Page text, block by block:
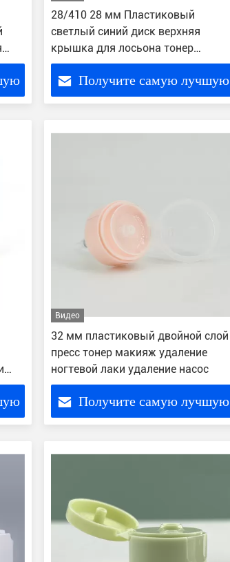
28/410 28 мм Пластиковый
светлый синий диск верхняя
крышка для лосьона тонер
сыворотка жидкое мыло
Получите самую лучшую
Видео
32 мм пластиковый двойной слой
пресс тонер макияж удаление
ногтевой лаки удаление насос
Получите самую лучшую